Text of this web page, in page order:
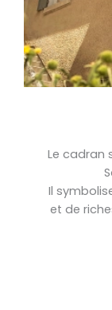
Le cadran
Il
et de